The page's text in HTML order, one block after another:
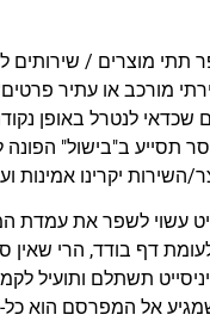
תתי מוצרים / שירותים
מורכב או עתיר
לנטרל באופן
תסייע ב"בישול" הפונה
השירות יקרינו אמינות
עשוי לשפר את עמדת
דף בודד, הרי שאין
תשתלם ותועיל
שמגיע אל המפרסם הוא